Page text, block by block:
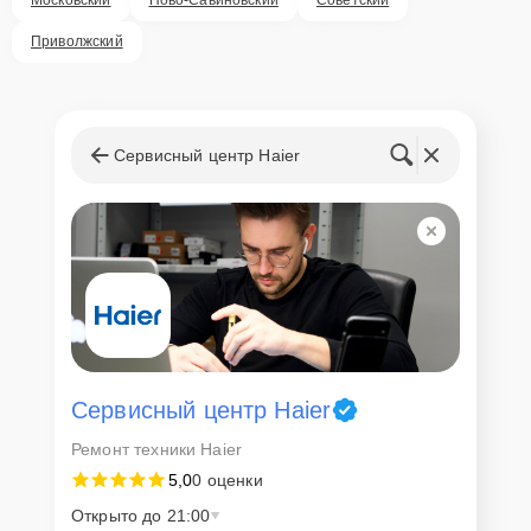
Внимание! Устройство отправляется на ремонт только после
клиентом. Стоимость ремонта фиксируется и не может быть
мастера
Если у клиента нет времени или возможности для перемещения
крупногабаритной техники, он может заказать курьерскую
доставку или услугу выезда мастера. Специалист приедет в
удобное место и время, проведет тщательную диагностику и при
наличии оборудования осуществит оперативный ремонт.
Как приехать в сервисный
диагностику и ремонт. Для этого нужно позвонить по телефону
горячей линии или оставить заявку, согласовать удобное время и
Приволжский
Сервисный центр Haier
Сервисный центр Haier
Ремонт техники Haier
5,00 оценки
Открыто до 21:00